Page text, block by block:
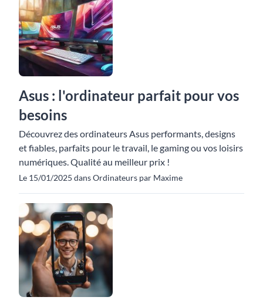
Asus : l'ordinateur parfait pour vos
besoins
Découvrez des ordinateurs Asus performants, designs
et fiables, parfaits pour le travail, le gaming ou vos loisirs
numériques. Qualité au meilleur prix !
Le 15/01/2025 dans Ordinateurs par Maxime